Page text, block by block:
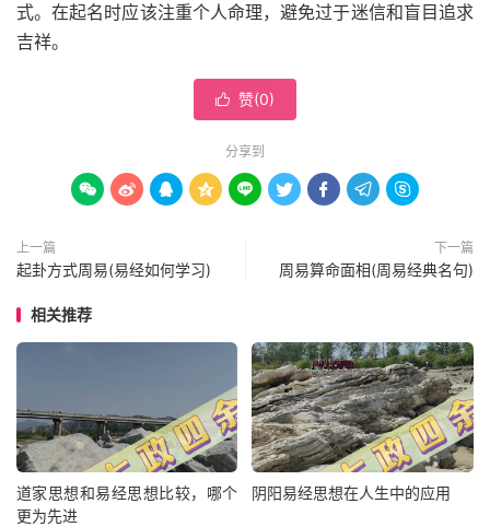
式。在起名时应该注重个人命理，避免过于迷信和盲目追求
吉祥。
 赞(0)
分享到
        
上一篇
起卦方式周易(易经如何学习)
下一篇
周易算命面相(周易经典名句)
相关推荐
道家思想和易经思想比较，哪个
更为先进
阴阳易经思想在人生中的应用